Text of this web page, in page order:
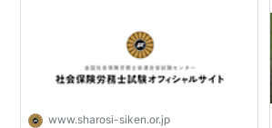
www.sharosi-siken.or.jp